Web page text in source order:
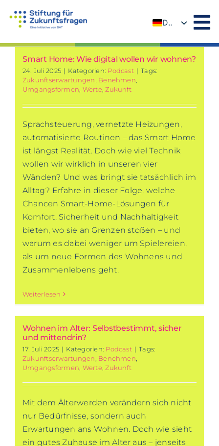
Inhalt
DE
Smart Home: Wie digital wollen wir wohnen?
24. Juli 2025 | Kategorien: Podcast | Tags:
Zukunftserwartungen Benehmen
Umgangsformen Werte ,Zukunft
Sprachsteuerung, vernetzte Heizungen,
automatisierte Routinen – das Smart Home
ist längst Realität. Doch wie viel Technik
wollen wir wirklich in unseren vier
Wänden? Und was bringt sie tatsächlich im
Alltag? Erfahre in dieser Folge, welche
Chancen Smart-Home-Lösungen für
Komfort, Sicherheit und Nachhaltigkeit
bieten, wo sie an Grenzen stoßen – und
warum es dabei weniger um Spielereien,
als um neue Formen des Wohnens und
Zusammenlebens geht.
Weiterlesen
Wohnen im Alter: Selbstbestimmt, sicher
und mittendrin?
17. Juli 2025 | Kategorien: Podcast | Tags:
Zukunftserwartungen Benehmen
Umgangsformen Werte ,Zukunft
Mit dem Älterwerden verändern sich nicht
nur Bedürfnisse, sondern auch
Erwartungen ans Wohnen. Doch wie sieht
ein gutes Zuhause im Alter aus – jenseits